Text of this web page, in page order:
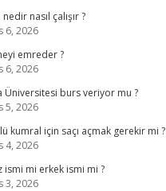
nasıl çalışır ?
6, 2026
emreder ?
6, 2026
Üniversitesi burs veriyor mu ?
5, 2026
kumral için saçı açmak gerekir mi ?
4, 2026
ismi mi erkek ismi mi ?
3, 2026